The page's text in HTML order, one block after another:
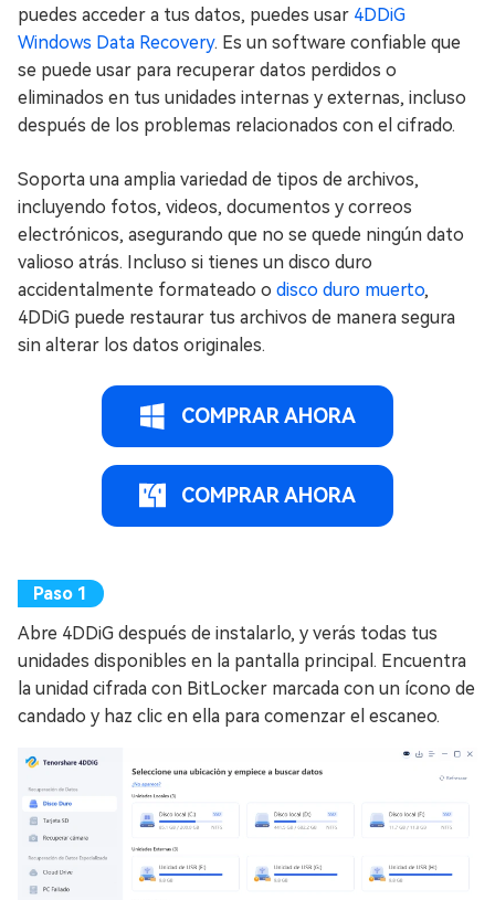
puedes acceder a tus datos, puedes usar 4DDiG
Windows Data Recovery. Es un software confiable que
se puede usar para recuperar datos perdidos o
eliminados en tus unidades internas y externas, incluso
después de los problemas relacionados con el cifrado.
Soporta una amplia variedad de tipos de archivos,
incluyendo fotos, videos, documentos y correos
electrónicos, asegurando que no se quede ningún dato
valioso atrás. Incluso si tienes un disco duro
accidentalmente formateado o disco duro muerto,
4DDiG puede restaurar tus archivos de manera segura
sin alterar los datos originales.
COMPRAR AHORA
COMPRAR AHORA
Abre 4DDiG después de instalarlo, y verás todas tus
unidades disponibles en la pantalla principal. Encuentra
la unidad cifrada con BitLocker marcada con un ícono de
candado y haz clic en ella para comenzar el escaneo.